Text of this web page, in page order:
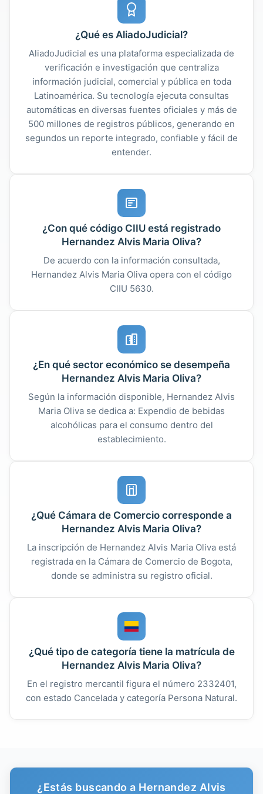
¿Qué es AliadoJudicial?
AliadoJudicial es una plataforma especializada de
verificación e investigación que centraliza
información judicial, comercial y pública en toda
Latinoamérica. Su tecnología ejecuta consultas
automáticas en diversas fuentes oficiales y más de
500 millones de registros públicos, generando en
segundos un reporte integrado, confiable y fácil de
entender.
¿Con qué código CIIU está registrado
Hernandez Alvis Maria Oliva?
De acuerdo con la información consultada,
Hernandez Alvis Maria Oliva opera con el código
CIIU 5630.
¿En qué sector económico se desempeña
Hernandez Alvis Maria Oliva?
Según la información disponible, Hernandez Alvis
Maria Oliva se dedica a: Expendio de bebidas
alcohólicas para el consumo dentro del
establecimiento.
¿Qué Cámara de Comercio corresponde a
Hernandez Alvis Maria Oliva?
La inscripción de Hernandez Alvis Maria Oliva está
registrada en la Cámara de Comercio de Bogota,
donde se administra su registro oficial.
¿Qué tipo de categoría tiene la matrícula de
Hernandez Alvis Maria Oliva?
En el registro mercantil figura el número 2332401,
con estado Cancelada y categoría Persona Natural.
¿Estás buscando a Hernandez Alvis